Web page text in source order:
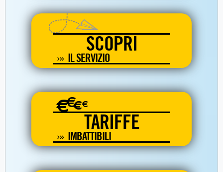
SCOPRI
IL SERVIZIO
€€€€
TARIFFE
IMBATTIBILI